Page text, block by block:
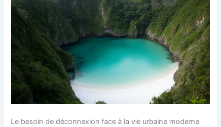
Le besoin de déconnexion face à la vie urbaine moderne